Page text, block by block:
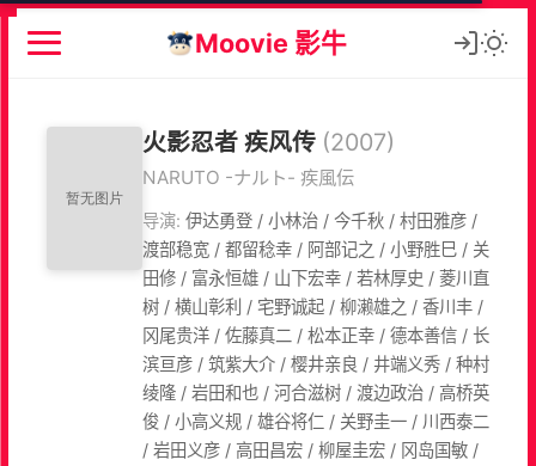
Moovie 影牛
火影忍者 疾风传 (2007)
NARUTO -ナルト- 疾風伝
导演: 伊达勇登 / 小林治 / 今千秋 / 村田雅彦 /
渡部稳宽 / 都留稔幸 / 阿部记之 / 小野胜巳 / 关
田修 / 富永恒雄 / 山下宏幸 / 若林厚史 / 菱川直
树 / 横山彰利 / 宅野诚起 / 柳濑雄之 / 香川丰 /
冈尾贵洋 / 佐藤真二 / 松本正幸 / 德本善信 / 长
滨亘彦 / 筑紫大介 / 樱井亲良 / 井端义秀 / 种村
绫隆 / 岩田和也 / 河合滋树 / 渡边政治 / 高桥英
俊 / 小高义规 / 雄谷将仁 / 关野圭一 / 川西泰二
/ 岩田义彦 / 高田昌宏 / 柳屋圭宏 / 冈岛国敏 /